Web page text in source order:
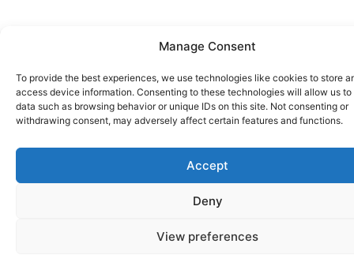
Manage Consent
To provide the best experiences, we use technologies like cookies to store
access device information. Consenting to these technologies will allow us to
data such as browsing behavior or unique IDs on this site. Not consenting or
withdrawing consent, may adversely affect certain features and functions.
Accept
Deny
View preferences